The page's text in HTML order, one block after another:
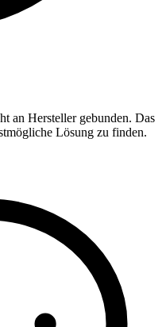
an Hersteller gebunden. Das
Lösung zu finden.